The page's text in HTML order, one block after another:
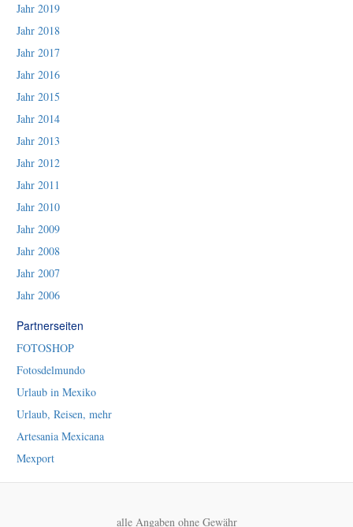
Jahr 2019
Jahr 2018
Jahr 2017
Jahr 2016
Jahr 2015
Jahr 2014
Jahr 2013
Jahr 2012
Jahr 2011
Jahr 2010
Jahr 2009
Jahr 2008
Jahr 2007
Jahr 2006
Partnerseiten
FOTOSHOP
Fotosdelmundo
Urlaub in Mexiko
Urlaub, Reisen, mehr
Artesania Mexicana
Mexport
alle Angaben ohne Gewähr